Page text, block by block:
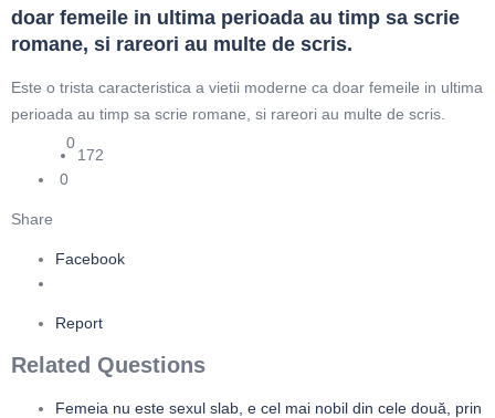
doar femeile in ultima perioada au timp sa scrie
romane, si rareori au multe de scris.
Este o trista caracteristica a vietii moderne ca doar femeile in ultima
perioada au timp sa scrie romane, si rareori au multe de scris.
0
172
0
Share
Facebook
Report
Related Questions
Femeia nu este sexul slab, e cel mai nobil din cele două, prin